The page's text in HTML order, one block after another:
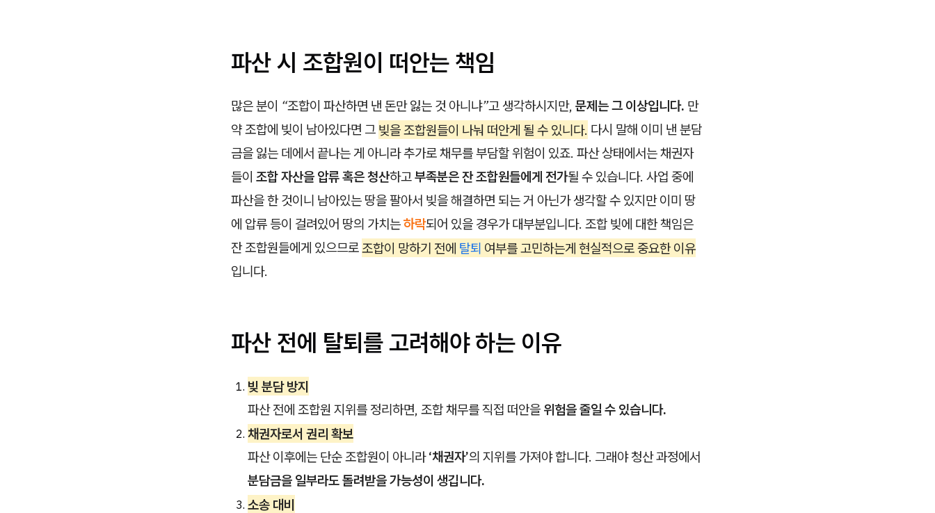
파산 시 조합원이 떠안는 책임
많은 분이 “조합이 파산하면 낸 돈만 잃는 것 아니냐”고 생각하시지만, 문제는 그 이상입니다. 만
약 조합에 빚이 남아있다면 그 빚을 조합원들이 나눠 떠안게 될 수 있니다. 다시 말해 이미 낸 분담
금을 잃는 데에서 끝나는 게 아니라 추가로 채무를 부담할 위험이 있죠. 파산 상태에서는 채권자
들이 조합 자산을 압류 혹은 청산하고부족분은 잔 조합원들에게 전가될 수 있습니다. 사업 중에
파산을 한 것이니 남아있는 땅을 팔아서 빚을 해결하면 되는 거 아닌가 생각할 수 있지만 이미 땅
에 압류 등이 걸려있어 땅의 가치는하락되어 있을 경우가 대부분입니다. 조합 빚에 대한 책임은
잔 조합원들에게 있으므로조합이 망하기 전에 탈퇴 여부를 고민하는게 현실적으로 중요한 이유
입니다.
파산 전에 탈퇴를 고려해야 하는 이유
빚 분담 방지
파산 전에 조합원 지위를 정리하면, 조합 채무를 직접 떠안을 위험을 줄일 수 있습니다.
채권자로서 권리 확보
파산 이후에는 단순 조합원이 아니라‘채권자’의 지위를 가져야 합니다. 그래야 청산 과정에서
분담금을 일부라도 돌려받을 가능성이 생깁니다.
소송 대비